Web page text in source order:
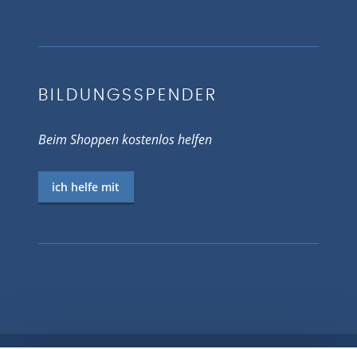
BILDUNGSSPENDER
Beim Shoppen kostenlos helfen
ich helfe mit